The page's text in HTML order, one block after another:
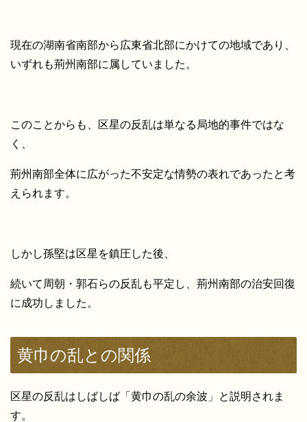
現在の湖南省南部から広東省北部にかけての地域であり、
いずれも荊州南部に属していました。
このことからも、区星の反乱は単なる局地的事件ではな
く、
荊州南部全体に広がった不安定な情勢の表れであったと考
えられます。
しかし孫堅は区星を鎮圧した後、
続いて周朝・郭石らの反乱も平定し、荊州南部の治安回復
に成功しました。
黄巾の乱との関係
区星の反乱はしばしば「黄巾の乱の余波」と説明されま
す。